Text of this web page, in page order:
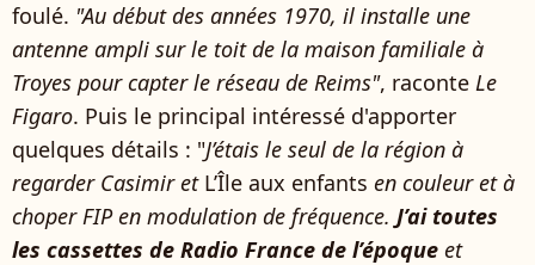
foulé. "Au début des années 1970, il installe une
antenne ampli sur le toit de la maison familiale à
Troyes pour capter le réseau de Reims", raconte Le
Figaro. Puis le principal intéressé d'apporter
quelques détails : "J’étais le seul de la région à
regarder Casimir et L’Île aux enfants en couleur et à
choper FIP en modulation de fréquence. J’ai toutes
les cassettes de Radio France de l’époque et